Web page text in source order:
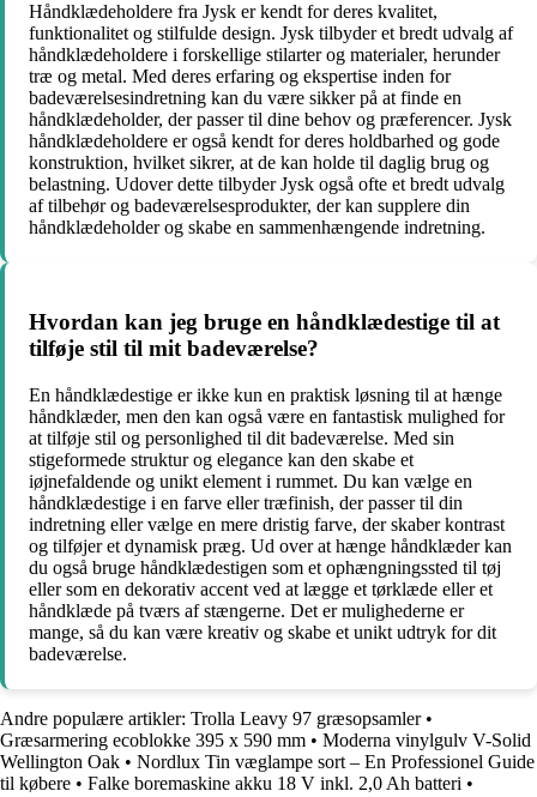
Håndklædeholdere fra Jysk er kendt for deres kvalitet,
funktionalitet og stilfulde design. Jysk tilbyder et bredt udvalg af
håndklædeholdere i forskellige stilarter og materialer, herunder
træ og metal. Med deres erfaring og ekspertise inden for
badeværelsesindretning kan du være sikker på at finde en
håndklædeholder, der passer til dine behov og præferencer. Jysk
håndklædeholdere er også kendt for deres holdbarhed og gode
konstruktion, hvilket sikrer, at de kan holde til daglig brug og
belastning. Udover dette tilbyder Jysk også ofte et bredt udvalg
af tilbehør og badeværelsesprodukter, der kan supplere din
håndklædeholder og skabe en sammenhængende indretning.
Hvordan kan jeg bruge en håndklædestige til at
tilføje stil til mit badeværelse?
En håndklædestige er ikke kun en praktisk løsning til at hænge
håndklæder, men den kan også være en fantastisk mulighed for
at tilføje stil og personlighed til dit badeværelse. Med sin
stigeformede struktur og elegance kan den skabe et
iøjnefaldende og unikt element i rummet. Du kan vælge en
håndklædestige i en farve eller træfinish, der passer til din
indretning eller vælge en mere dristig farve, der skaber kontrast
og tilføjer et dynamisk præg. Ud over at hænge håndklæder kan
du også bruge håndklædestigen som et ophængningssted til tøj
eller som en dekorativ accent ved at lægge et tørklæde eller et
håndklæde på tværs af stængerne. Det er mulighederne er
mange, så du kan være kreativ og skabe et unikt udtryk for dit
badeværelse.
Andre populære artikler: Trolla Leavy 97 græsopsamler•
Græsarmering ecoblokke 395 x 590 mm • Moderna vinylgulv V-Solid
Wellington Oak • Nordlux Tin væglampe sort – En Professionel Guide
til købere • Falke boremaskine akku 18 V inkl. 2,0 Ah batteri •